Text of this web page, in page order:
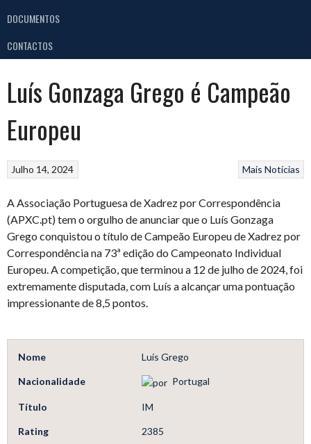
DOCUMENTOS
CONTACTOS
Luís Gonzaga Grego é Campeão
Europeu
Mais Notícias
Julho 14, 2024
A Associação Portuguesa de Xadrez por Correspondência
(APXC.pt) tem o orgulho de anunciar que o Luís Gonzaga
Grego conquistou o título de Campeão Europeu de Xadrez por
Correspondência na 73ª edição do Campeonato Individual
Europeu. A competição, que terminou a 12 de julho de 2024, foi
extremamente disputada, com Luís a alcançar uma pontuação
impressionante de 8,5 pontos.
Nome Luís Grego
Nacionalidade Portugal
Título IM
Rating 2385